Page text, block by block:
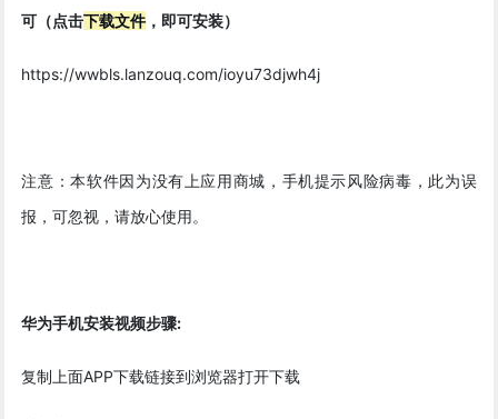
可（点击下载文件，即可安装）
https://wwbls.lanzouq.com/ioyu73djwh4j
注意：本软件因为没有上应用商城，手机提示风险病毒，此为误
报，可忽视，请放心使用。
华为手机安装视频步骤:
复制上面APP下载链接到浏览器打开下载